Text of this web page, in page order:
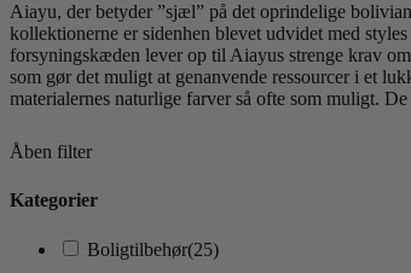
Aiayu, der betyder ”sjæl” på det oprindelige
kollektionerne er sidenhen blevet udvidet med
forsyningskæden lever op til Aiayus strenge krav
som gør det muligt at genanvende ressourcer i et
materialernes naturlige farver så ofte som muligt.
Åben filter
Kategorier
Boligtilbehør(25)